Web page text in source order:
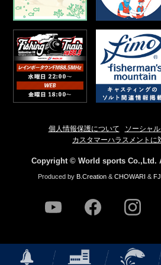
個人情報保護について
ソーシャ
カスタマーハラスメントに
Copyright © World sports Co.,Ltd.
Produced by B.Creation& CHOWARI & FJ
youtube facebook
NEWS 店舗情報